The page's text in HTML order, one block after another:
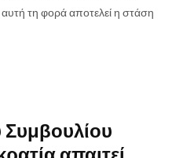
τη φορά αποτελεί η στάση